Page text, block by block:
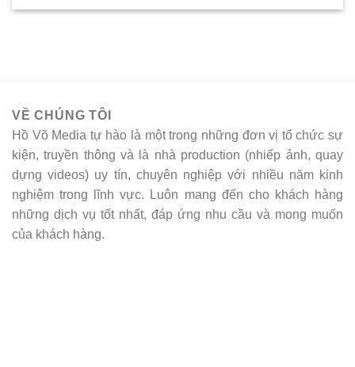
VỀ CHÚNG TÔI
Hồ Võ Media tự hào là một trong những đơn vị tổ chức sự
kiện, truyền thông và là nhà production (nhiếp ảnh, quay
dựng videos) uy tín, chuyên nghiệp với nhiều năm kinh
nghiệm trong lĩnh vực. Luôn mang đến cho khách hàng
những dịch vụ tốt nhất, đáp ứng nhu cầu và mong muốn
của khách hàng.